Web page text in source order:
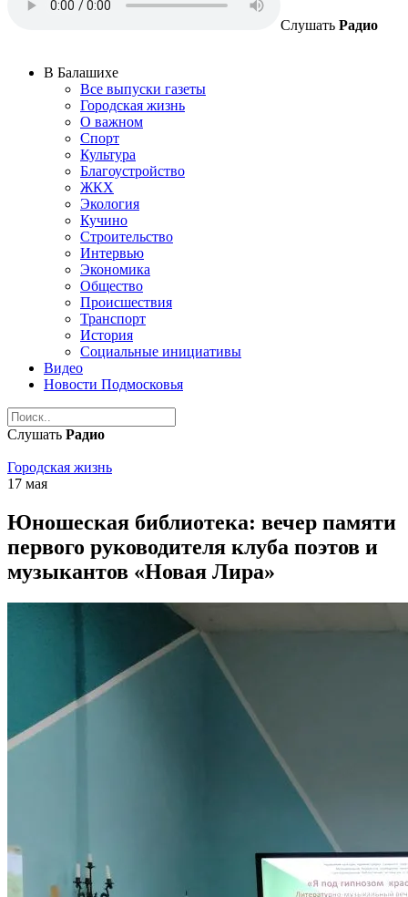
Слушать Радио
В Балашихе
Все выпуски газеты
Городская жизнь
О важном
Спорт
Культура
Благоустройство
ЖКХ
Экология
Кучино
Строительство
Интервью
Экономика
Общество
Происшествия
Транспорт
История
Социальные инициативы
Видео
Новости Подмосковья
Слушать Радио
Городская жизнь
17 мая
Юношеская библиотека: вечер памяти
первого руководителя клуба поэтов и
музыкантов «Новая Лира»